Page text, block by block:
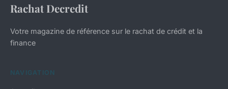
Rachat Decredit
Votre magazine de référence sur le rachat de crédit et la
finance
NAVIGATION